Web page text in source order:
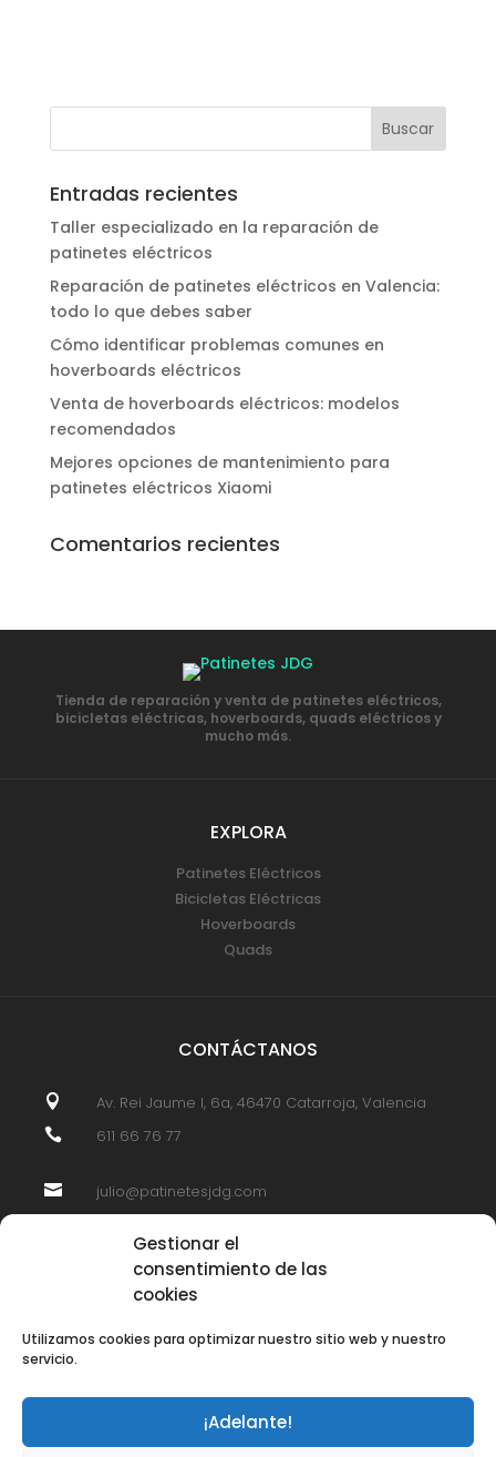
Gestionar el
consentimiento de las
cookies
Utilizamos cookies para optimizar nuestro sitio web y nuestro
servicio.
¡Adelante!
Entradas recientes
Taller especializado en la reparación de
patinetes eléctricos
Reparación de patinetes eléctricos en Valencia:
todo lo que debes saber
Cómo identificar problemas comunes en
hoverboards eléctricos
Venta de hoverboards eléctricos: modelos
recomendados
Mejores opciones de mantenimiento para
patinetes eléctricos Xiaomi
Comentarios recientes
Tienda de reparación y venta de patinetes eléctricos,
bicicletas eléctricas, hoverboards, quads eléctricos y
mucho más.
EXPLORA
Patinetes Eléctricos
Bicicletas Eléctricas
Hoverboards
Quads
CONTÁCTANOS
 Av. Rei Jaume I, 6a, 46470 Catarroja, Valencia
 611 66 76 77
 julio@patinetesjdg.com
© 2026 Patinetes JDG. Todos los derechos reservados.